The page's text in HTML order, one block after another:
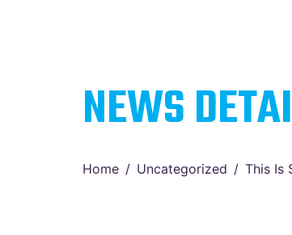
NEWS
Home Uncategorized This Is